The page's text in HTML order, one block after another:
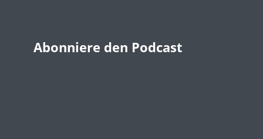
Abonniere den Podcast